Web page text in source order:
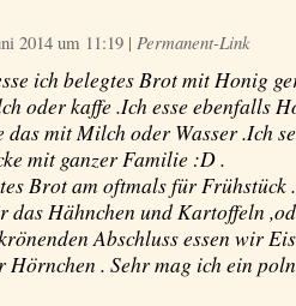
2014 um 11:19 | Permanent-Link
ich belegtes Brot mit Honig
oder kaffe .Ich esse ebenfalls
mit Milch oder Wasser .Ich
mit ganzer Familie :D .
Brot am oftmals für Frühstück
das Hähnchen und Kartoffeln
Abschluss essen wir
Hörnchen . Sehr mag ich ein